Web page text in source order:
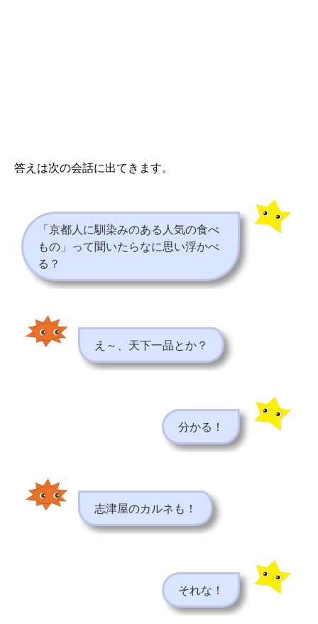
答えは次の会話に出てきます。
「京都人に馴染みのある人気の食べ
もの」って聞いたらなに思い浮かべ
る？
え～、天下一品とか？
分かる！
志津屋のカルネも！
それな！